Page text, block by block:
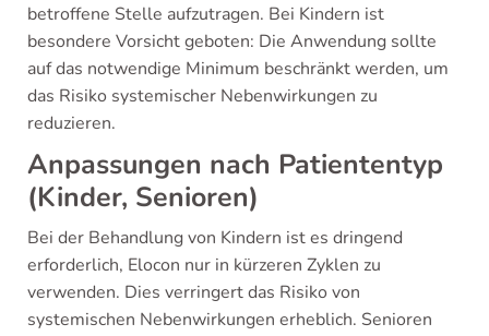
betroffene Stelle aufzutragen. Bei Kindern ist
besondere Vorsicht geboten: Die Anwendung sollte
auf das notwendige Minimum beschränkt werden, um
das Risiko systemischer Nebenwirkungen zu
reduzieren.
Anpassungen nach Patiententyp
(Kinder, Senioren)
Bei der Behandlung von Kindern ist es dringend
erforderlich, Elocon nur in kürzeren Zyklen zu
verwenden. Dies verringert das Risiko von
systemischen Nebenwirkungen erheblich. Senioren